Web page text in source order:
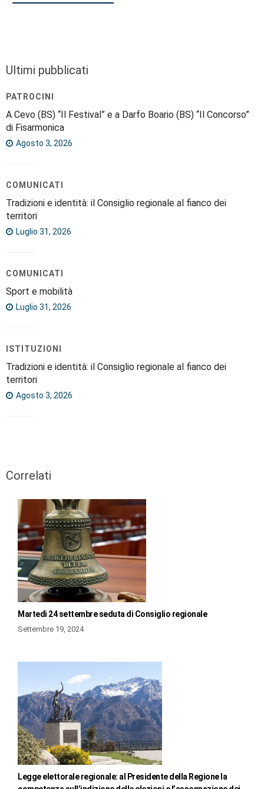
Ultimi pubblicati
PATROCINI
A Cevo (BS) “Il Festival” e a Darfo Boario (BS) “Il Concorso”
di Fisarmonica
Agosto 3, 2026
COMUNICATI
Tradizioni e identità: il Consiglio regionale al fianco dei
territori
Luglio 31, 2026
COMUNICATI
Sport e mobilità
Luglio 31, 2026
ISTITUZIONI
Tradizioni e identità: il Consiglio regionale al fianco dei
territori
Agosto 3, 2026
Correlati
Martedì 24 settembre seduta di Consiglio regionale
Settembre 19, 2024
Legge elettorale regionale: al Presidente della Regione la